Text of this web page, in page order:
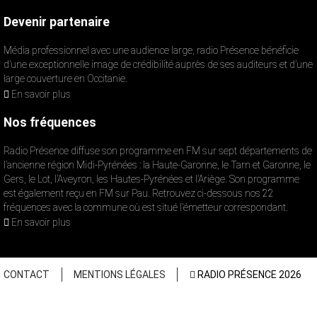
Devenir partenaire
Média professionnel avec une audience large, radio Présence bénéficie
d’une exceptionnelle image de crédibilité auprès de ses auditeurs et d’une
large couverture en Occitanie.
En savoir plus
Nos fréquences
Radio Présence diffuse son programme en FM sur sept départements de
l’ancienne région Midi-Pyrénées : la Haute-Garonne, le Tarn et Garonne, le
Gers, le Lot, l’Aveyron, les Hautes-Pyrénées et l’Ariège. Son programme
est également reçu en FM sur Pau. Retrouvez ci-dessous nos 22
fréquences avec la commune où est situé l’émetteur correspondant.
En savoir plus
CONTACT MENTIONS LÉGALES RADIO PRÉSENCE 2026